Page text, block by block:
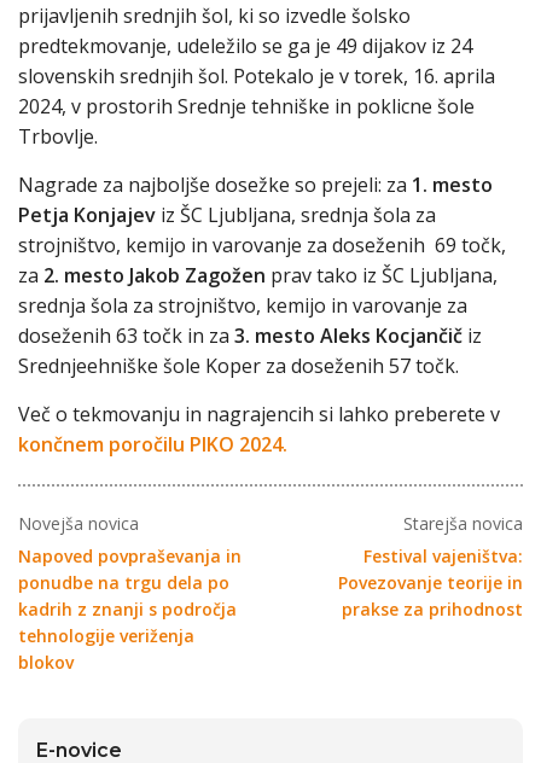
prijavljenih srednjih šol, ki so izvedle šolsko
predtekmovanje, udeležilo se ga je 49 dijakov iz 24
slovenskih srednjih šol. Potekalo je v torek, 16. aprila
2024, v prostorih Srednje tehniške in poklicne šole
Trbovlje.
Nagrade za najboljše dosežke so prejeli: za 1. mesto
Petja Konjajev iz ŠC Ljubljana, srednja šola za
strojništvo, kemijo in varovanje za doseženih 69 točk,
za 2. mesto Jakob Zagožen prav tako iz ŠC Ljubljana,
srednja šola za strojništvo, kemijo in varovanje za
doseženih 63 točk in za 3. mesto Aleks Kocjančič iz
Srednjeehniške šole Koper za doseženih 57 točk.
Več o tekmovanju in nagrajencih si lahko preberete v
končnem poročilu PIKO 2024.
Novejša novica
Napoved povpraševanja in
ponudbe na trgu dela po
kadrih z znanji s področja
tehnologije veriženja
blokov
Starejša novica
Festival vajeništva:
Povezovanje teorije in
prakse za prihodnost
E-novice